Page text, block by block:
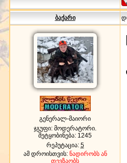
ბაქარი
გენერალ-მაიორი
ჯგუფი: მოდერატორი.
შეტყობინება: 1245
რეპუტაცია: 5
ამ დროისთვის: ნადირობს ან
თევზაობს